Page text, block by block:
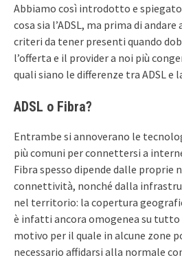
Abbiamo così introdotto e
cosa sia l’ADSL, ma prima di
criteri da tener presenti quando
l’offerta e il provider a noi più
quali siano le differenze tra ADSL e
ADSL o Fibra?
Entrambe si annoverano le
più comuni per connettersi a
Fibra spesso dipende dalle proprie
connettività, nonché dalla
nel territorio: la copertura
è infatti ancora omogenea su
motivo per il quale in alcune zone
necessario affidarsi alla normale